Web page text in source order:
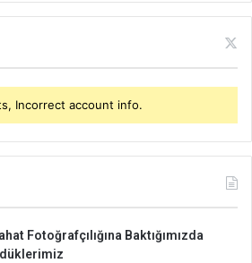
Incorrect account info.
Fotoğrafçılığına Baktığımızda